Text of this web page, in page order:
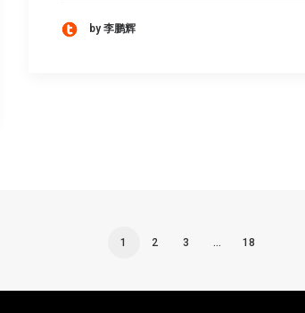
by 李鹏辉
1 2 3 … 18